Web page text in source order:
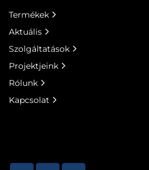
Termékek
Aktuális
Szolgáltatások
Projektjeink
Rólunk
Kapcsolat